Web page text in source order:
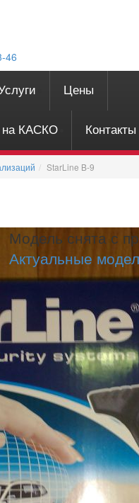
46
Цены
на КАСКО Контакты
StarLine B-9
Модель снята с
Актуальные